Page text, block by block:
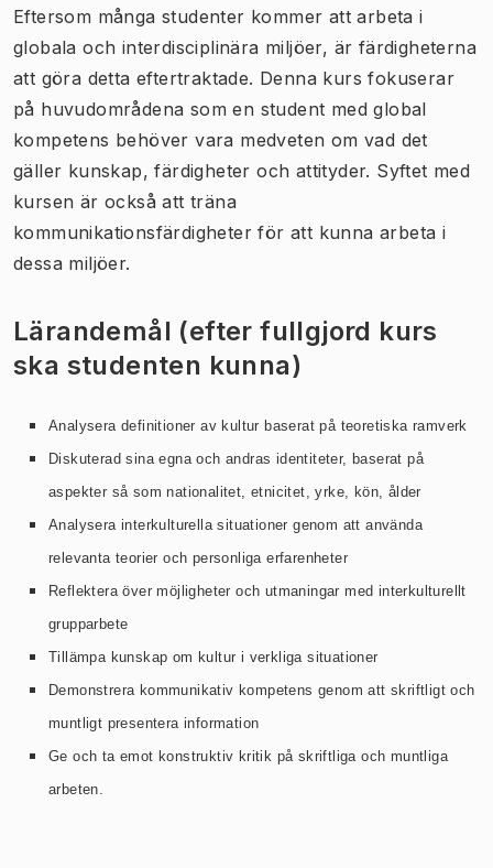
Eftersom många studenter kommer att arbeta i
globala och interdisciplinära miljöer, är färdigheterna
att göra detta eftertraktade. Denna kurs fokuserar
på huvudområdena som en student med global
kompetens behöver vara medveten om vad det
gäller kunskap, färdigheter och attityder. Syftet med
kursen är också att träna
kommunikationsfärdigheter för att kunna arbeta i
dessa miljöer.
Lärandemål (efter fullgjord kurs
ska studenten kunna)
Analysera definitioner av kultur baserat på teoretiska ramverk
Diskuterad sina egna och andras identiteter, baserat på
aspekter så som nationalitet, etnicitet, yrke, kön, ålder
Analysera interkulturella situationer genom att använda
relevanta teorier och personliga erfarenheter
Reflektera över möjligheter och utmaningar med interkulturellt
grupparbete
Tillämpa kunskap om kultur i verkliga situationer
Demonstrera kommunikativ kompetens genom att skriftligt och
muntligt presentera information
Ge och ta emot konstruktiv kritik på skriftliga och muntliga
arbeten.